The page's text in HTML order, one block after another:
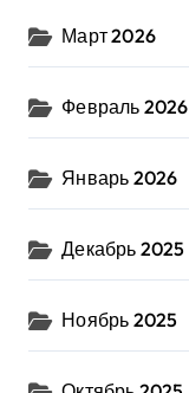
Март 2026
Февраль 2026
Январь 2026
Декабрь 2025
Ноябрь 2025